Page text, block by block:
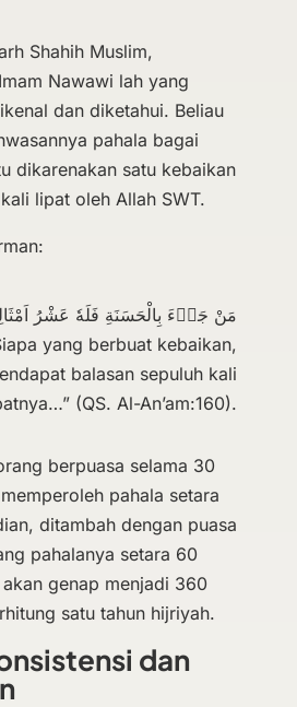
Shahih Muslim,
Nawawi lah yang
dan diketahui. Beliau
pahala bagai
dikarenakan satu kebaikan
lipat oleh Allah SWT.
مَنْ جَاۤءَ بِالْحَسَنَةِ فَلَهٗ عَشْرُ
yang berbuat kebaikan,
balasan sepuluh kali
(QS. Al-An’am:160).
berpuasa selama 30
pahala setara
ditambah dengan puasa
pahalanya setara 60
genap menjadi 360
satu tahun hijriyah.
dan